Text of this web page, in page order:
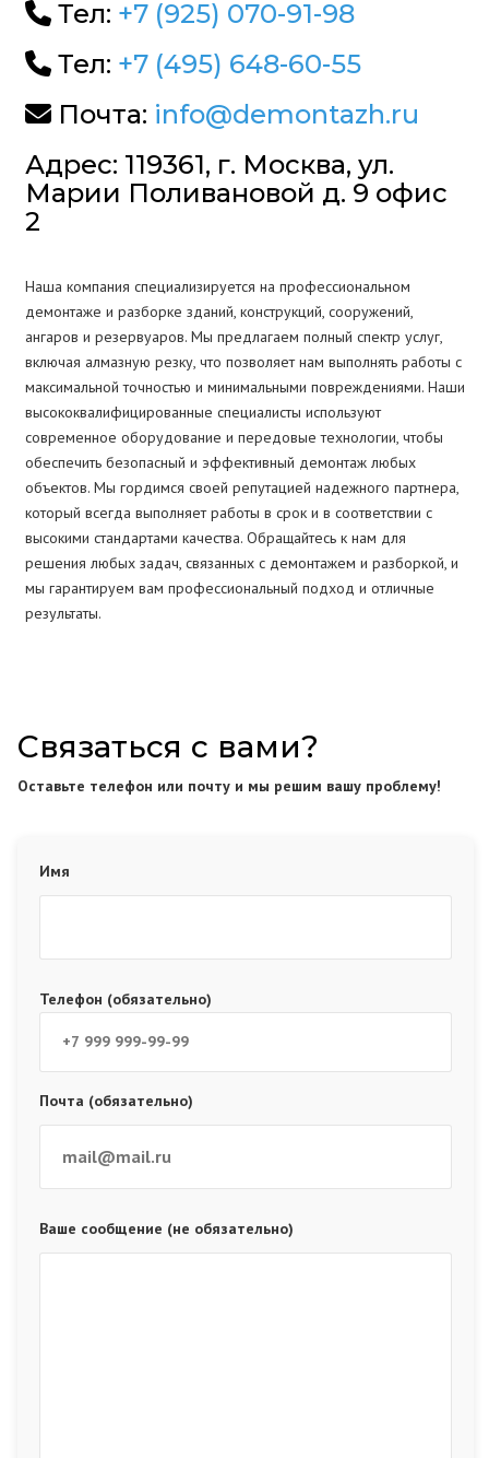
Тел: +7 (925) 070-91-98
Тел: +7 (495) 648-60-55
Почта: info@demontazh.ru
Адрес: 119361, г. Москва, ул.
Марии Поливановой д. 9 офис
2
Наша компания специализируется на профессиональном
демонтаже и разборке зданий, конструкций, сооружений,
ангаров и резервуаров. Мы предлагаем полный спектр услуг,
включая алмазную резку, что позволяет нам выполнять работы с
максимальной точностью и минимальными повреждениями. Наши
высококвалифицированные специалисты используют
современное оборудование и передовые технологии, чтобы
обеспечить безопасный и эффективный демонтаж любых
объектов. Мы гордимся своей репутацией надежного партнера,
который всегда выполняет работы в срок и в соответствии с
высокими стандартами качества. Обращайтесь к нам для
решения любых задач, связанных с демонтажем и разборкой, и
мы гарантируем вам профессиональный подход и отличные
результаты.
Связаться с вами?
Оставьте телефон или почту и мы решим вашу проблему!
Имя
Телефон (обязательно)
Почта (обязательно)
Ваше сообщение (не обязательно)